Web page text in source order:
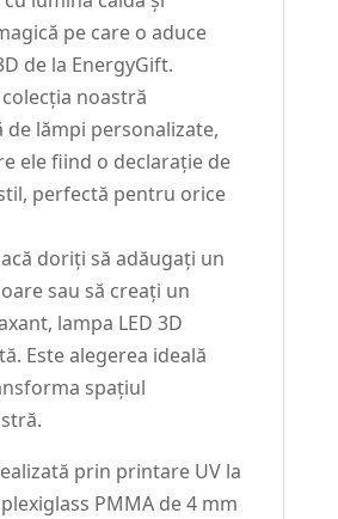
pe care o aduce
de la EnergyGift.
noastră
de lămpi personalizate,
ele fiind o declarație de
perfectă pentru orice
doriți să adăugați un
sau să creați un
lampa LED 3D
Este alegerea ideală
spațiul
prin printare UV la
PMMA de 4 mm